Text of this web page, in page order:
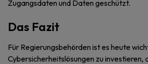
Zugangsdaten und Daten geschützt.
Das Fazit
Für Regierungsbehörden ist es heute
Cybersicherheitslösungen zu investieren,